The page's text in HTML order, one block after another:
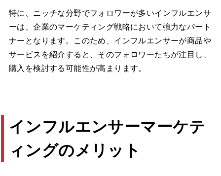
特に、ニッチな分野でフォロワーが多いインフルエンサ
ーは、企業のマーケティング戦略において強力なパート
ナーとなります。このため、インフルエンサーが商品や
サービスを紹介すると、そのフォロワーたちが注目し、
購入を検討する可能性が高まります。
インフルエンサーマーケテ
ィングのメリット